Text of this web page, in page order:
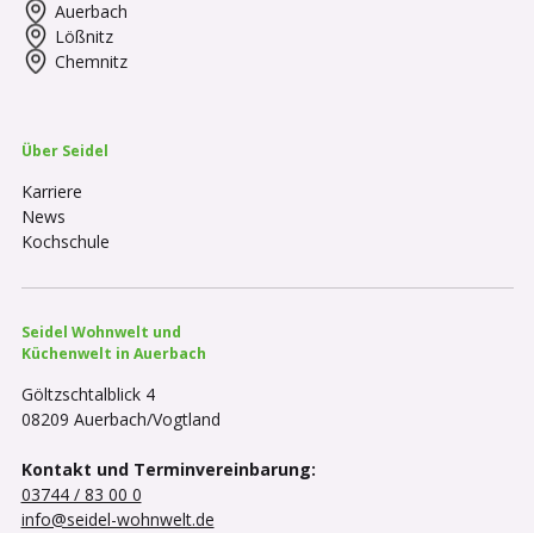
Auerbach
Lößnitz
Chemnitz
Über Seidel
Karriere
News
Kochschule
Seidel Wohnwelt und
Küchenwelt in Auerbach
Göltzschtalblick 4
08209 Auerbach/Vogtland
Kontakt und Terminvereinbarung:
03744 / 83 00 0
info@seidel-wohnwelt.de